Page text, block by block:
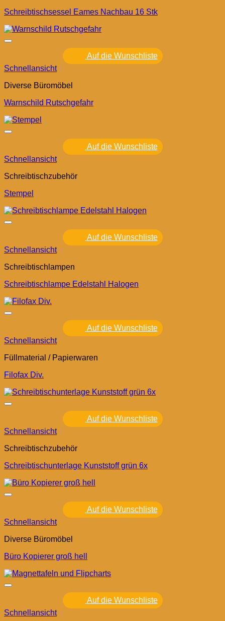
Schreibtischsessel Eames Nachbau 16 Stk
Auf die Wunschliste
Schnellansicht
Diverse Büromöbel
Warnschild Rutschgefahr
Auf die Wunschliste
Schnellansicht
Schreibtischzubehör
Stempel
Auf die Wunschliste
Schnellansicht
Schreibtischlampen
Schreibtischlampe Edelstahl Halogen
Auf die Wunschliste
Schnellansicht
Füllmaterial / Papierwaren
Filofax Div.
Auf die Wunschliste
Schnellansicht
Schreibtischzubehör
Schreibtischunterlage Kunststoff grün 6x
Auf die Wunschliste
Schnellansicht
Diverse Büromöbel
Büro Kopierer groß hell
Auf die Wunschliste
Schnellansicht